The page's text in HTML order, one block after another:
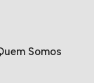
Somos